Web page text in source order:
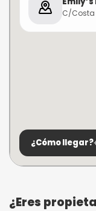
C/Costa
¿Cómo llegar?
¿Eres